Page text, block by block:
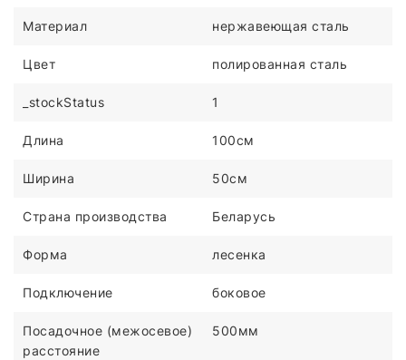
Материал нержавеющая сталь
Цвет полированная сталь
_stockStatus 1
Длина 100см
Ширина 50см
Страна производства Беларусь
Форма лесенка
Подключение боковое
Посадочное (межосевое)
расстояние
500мм